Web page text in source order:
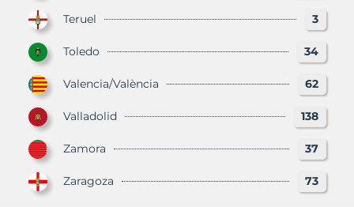
Teruel 3
Toledo 34
Valencia/València 62
Valladolid 138
Zamora 37
Zaragoza 73